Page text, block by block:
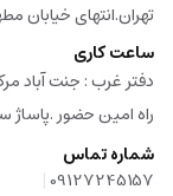
تهران.انتهای خیابان
ساعت کاری
دفتر غرب : جنت آباد
راه امین حضور .پاساژ
شماره تماس
09127245157
|